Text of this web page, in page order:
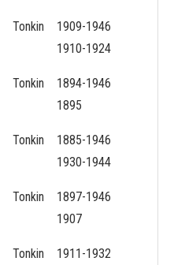
Tonkin
1909-1946
1910-1924
Tonkin
1894-1946
1895
Tonkin
1885-1946
1930-1944
Tonkin
1897-1946
1907
Tonkin 1911-1932